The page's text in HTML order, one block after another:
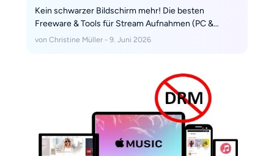
Kein schwarzer Bildschirm mehr! Die besten
Freeware & Tools für Stream Aufnahmen (PC &
Android) im 2026 Test. Plus: Wie Sie den Widevine
von Christine Müller - 9. Juni 2026